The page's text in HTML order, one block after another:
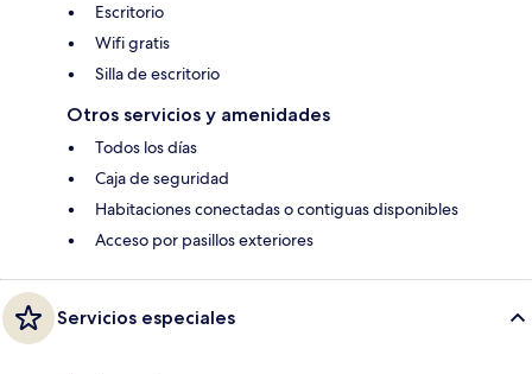
Escritorio
Wifi gratis
Silla de escritorio
Otros servicios y amenidades
Todos los días
Caja de seguridad
Habitaciones conectadas o contiguas disponibles
Acceso por pasillos exteriores
Servicios especiales